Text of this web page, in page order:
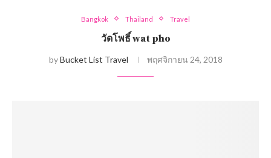
Bangkok Thailand Travel
วัดโพธิ์ wat pho
byBucket List Travel พฤศจิกายน 24, 2018